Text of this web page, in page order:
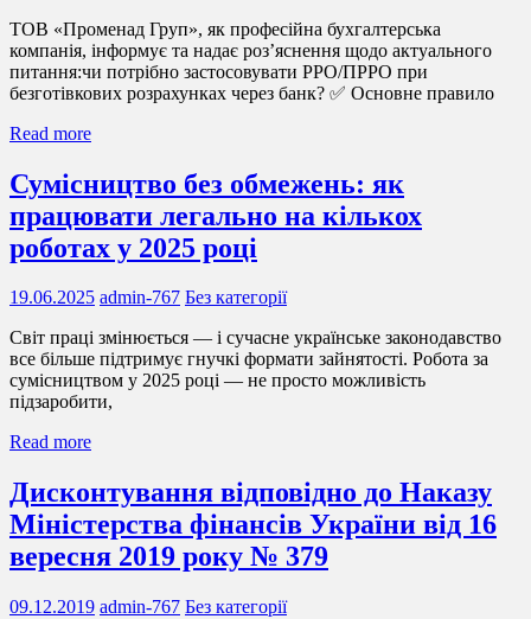
ТОВ «Променад Груп», як професійна бухгалтерська
компанія, інформує та надає роз’яснення щодо актуального
питання:чи потрібно застосовувати РРО/ПРРО при
безготівкових розрахунках через банк? ✅ Основне правило
Read more
Сумісництво без обмежень: як
працювати легально на кількох
роботах у 2025 році
19.06.2025 admin-767 Без категорії
Світ праці змінюється — і сучасне українське законодавство
все більше підтримує гнучкі формати зайнятості. Робота за
сумісництвом у 2025 році — не просто можливість
підзаробити,
Read more
Дисконтування відповідно до Наказу
Міністерства фінансів України від 16
вересня 2019 року № 379
09.12.2019 admin-767 Без категорії